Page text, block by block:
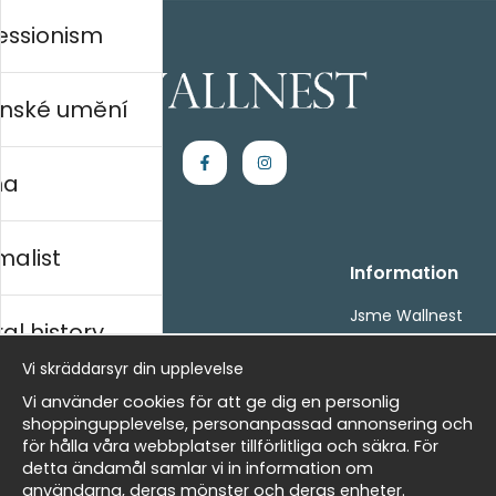
Handla
Villkor
- Returer och återbetalningar
Om cookies
Mina favoriter
Information
Jsme Wallnest
FAQ
Newsletter
umění
history
Vi skräddarsyr din upplevelse
Vi använder cookies för att ge dig en personlig
shoppingupplevelse, personanpassad annonsering och
för hålla våra webbplatser tillförlitliga och säkra. För
detta ändamål samlar vi in information om
användarna, deras mönster och deras enheter.